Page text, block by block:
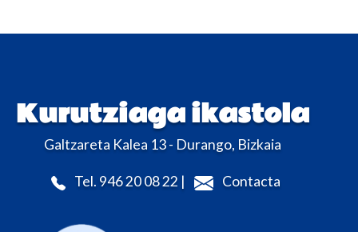
Kurutziaga ikastola
Galtzareta Kalea 13 - Durango, Bizkaia
Tel. 946 20 08 22 | Contacta